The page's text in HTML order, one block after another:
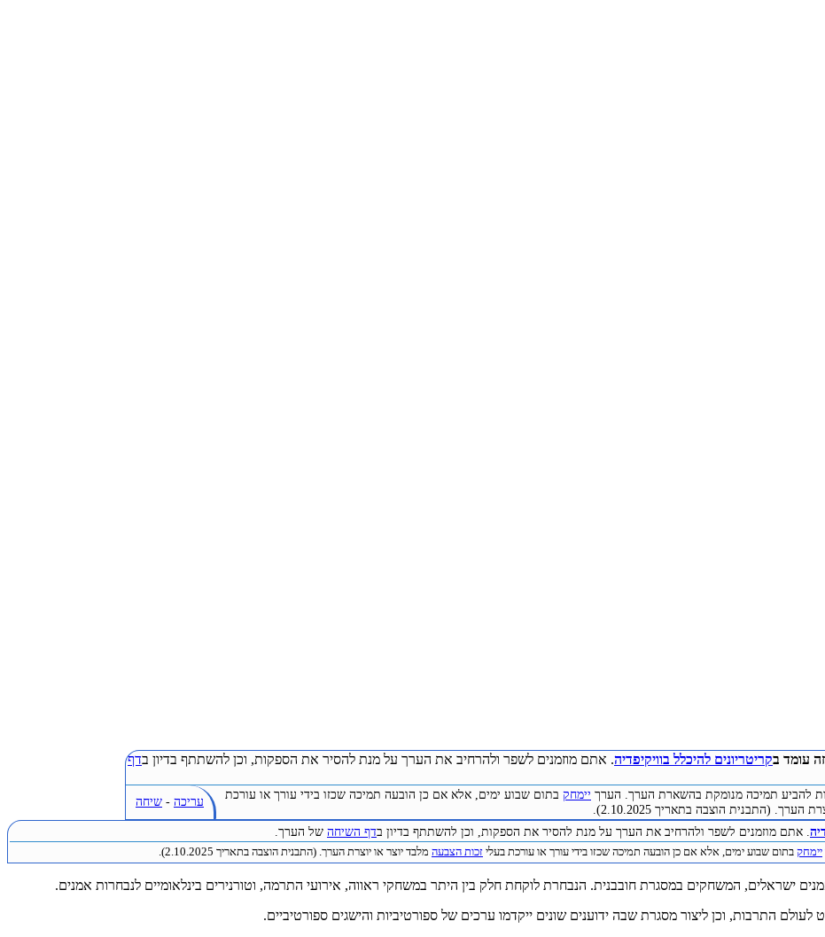
עומד בקריטריונים להיכלל בוויקיפדיה. אתם מוזמנים לשפר ולהרחיב את הערך על מנת להסיר את הספקות, וכן להשתתף בדיון בדף
להביע תמיכה מנומקת בהשארת הערך. הערך יימחק בתום שבוע ימים, אלא אם כן הובעה תמיכה שכזו בידי עורך או עורכת
הערך. (התבנית הוצבה בתאריך 2.10.2025).
עריכה - שיחה
. אתם מוזמנים לשפר ולהרחיב את הערך על מנת להסיר את הספקות, וכן להשתתף בדיון בדף השיחה של הערך.
יימחק בתום שבוע ימים, אלא אם כן הובעה תמיכה שכזו בידי עורך או עורכת בעלי זכות הצבעה מלבד יוצר או יוצרת הערך. (התבנית הוצבה בתאריך 2.10.2025).
ישראלים, המשחקים במסגרת חובבנית. הנבחרת לוקחת חלק בין היתר במשחקי ראווה, אירועי התרמה, וטורנירים בינלאומיים לנבחרות אמנים.
התרבות, וכן ליצור מסגרת שבה ידוענים שונים ייקדמו ערכים של ספורטיביות והישגים ספורטיביים.